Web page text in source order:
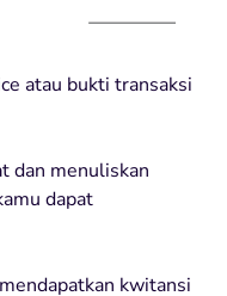
atau bukti transaksi
dan menuliskan
dapat
kwitansi